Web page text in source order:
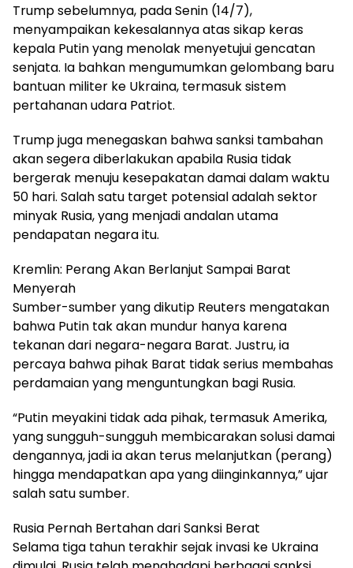
Trump sebelumnya, pada Senin (14/7),
menyampaikan kekesalannya atas sikap keras
kepala Putin yang menolak menyetujui gencatan
senjata. Ia bahkan mengumumkan gelombang baru
bantuan militer ke Ukraina, termasuk sistem
pertahanan udara Patriot.
Trump juga menegaskan bahwa sanksi tambahan
akan segera diberlakukan apabila Rusia tidak
bergerak menuju kesepakatan damai dalam waktu
50 hari. Salah satu target potensial adalah sektor
minyak Rusia, yang menjadi andalan utama
pendapatan negara itu.
Kremlin: Perang Akan Berlanjut Sampai Barat
Menyerah
Sumber-sumber yang dikutip Reuters mengatakan
bahwa Putin tak akan mundur hanya karena
tekanan dari negara-negara Barat. Justru, ia
percaya bahwa pihak Barat tidak serius membahas
perdamaian yang menguntungkan bagi Rusia.
“Putin meyakini tidak ada pihak, termasuk Amerika,
yang sungguh-sungguh membicarakan solusi damai
dengannya, jadi ia akan terus melanjutkan (perang)
hingga mendapatkan apa yang diinginkannya,” ujar
salah satu sumber.
Rusia Pernah Bertahan dari Sanksi Berat
Selama tiga tahun terakhir sejak invasi ke Ukraina